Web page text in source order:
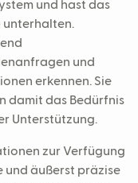
und hast das
unterhalten.
und
erkennen. Sie
damit das Bedürfnis
Unterstützung.
zur Verfügung
und äußerst präzise